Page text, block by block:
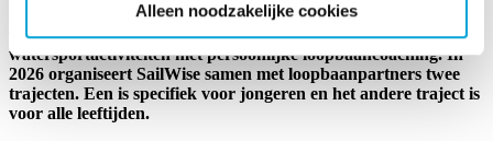
Alleen noodzakelijke cookies
met een beperking die klaar zijn voor een nieuwe stap richting
werk. We combineren tijdens een midweek uitdagende
watersportactiviteiten met persoonlijke loopbaancoaching. In
2026 organiseert SailWise samen met loopbaanpartners twee
trajecten. Een is specifiek voor jongeren en het andere traject is
voor alle leeftijden.